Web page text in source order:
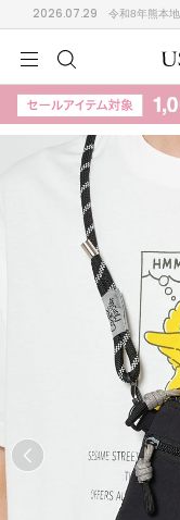
2026.07.29 令和8年熊本
検索
KIDSBABYBEAUTYLIFE
(710)
ス/ドレス (1173)
(121)
KIDSBABYBEAUTYLIFE
L
R S
Y Z
ACYM
アシーム